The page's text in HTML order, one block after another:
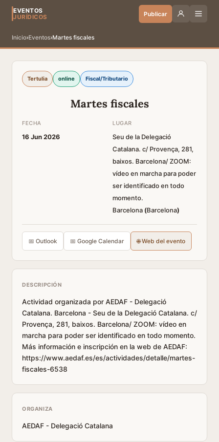
EVENTOS
JURÍDICOS
Publicar
Inicio›Eventos›Martes fiscales
Tertulia online Fiscal/Tributario
Martes fiscales
FECHA
16 Jun 2026
LUGAR
Seu de la Delegació
Catalana. c/ Provença, 281,
baixos. Barcelona/ ZOOM:
vídeo en marcha para poder
ser identificado en todo
momento.
Barcelona (Barcelona)
📅 Outlook 📅 Google Calendar 🌐 Web del evento
DESCRIPCIÓN
Actividad organizada por AEDAF - Delegació
Catalana. Barcelona - Seu de la Delegació Catalana. c/
Provença, 281, baixos. Barcelona/ ZOOM: vídeo en
marcha para poder ser identificado en todo momento.
Más información e inscripción en la web de AEDAF:
https://www.aedaf.es/es/actividades/detalle/martes-
fiscales-6538
ORGANIZA
AEDAF - Delegació Catalana